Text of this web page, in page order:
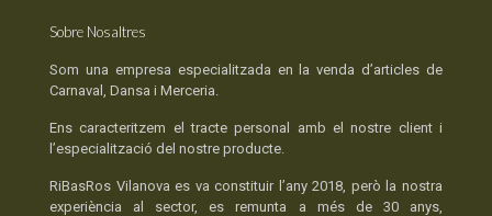
Sobre Nosaltres
Som una empresa especialitzada en la venda d’articles de
Carnaval, Dansa i Merceria.
Ens caracteritzem el tracte personal amb el nostre client i
l’especialització del nostre producte.
RiBasRos Vilanova es va constituir l’any 2018, però la nostra
experiència al sector, es remunta a més de 30 anys,